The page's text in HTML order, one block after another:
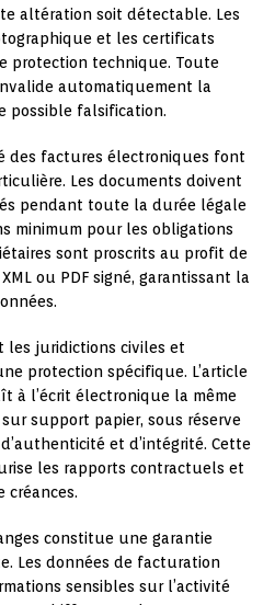
altération soit détectable. Les
et les certificats
protection technique. Toute
automatiquement la
possible falsification.
des factures électroniques font
Les documents doivent
pendant toute la durée légale
minimum pour les obligations
sont proscrits au profit de
ou PDF signé, garantissant la
les juridictions civiles et
protection spécifique. L’article
à l’écrit électronique la même
support papier, sous réserve
et d’intégrité. Cette
les rapports contractuels et
créances.
constitue une garantie
Les données de facturation
sensibles sur l’activité